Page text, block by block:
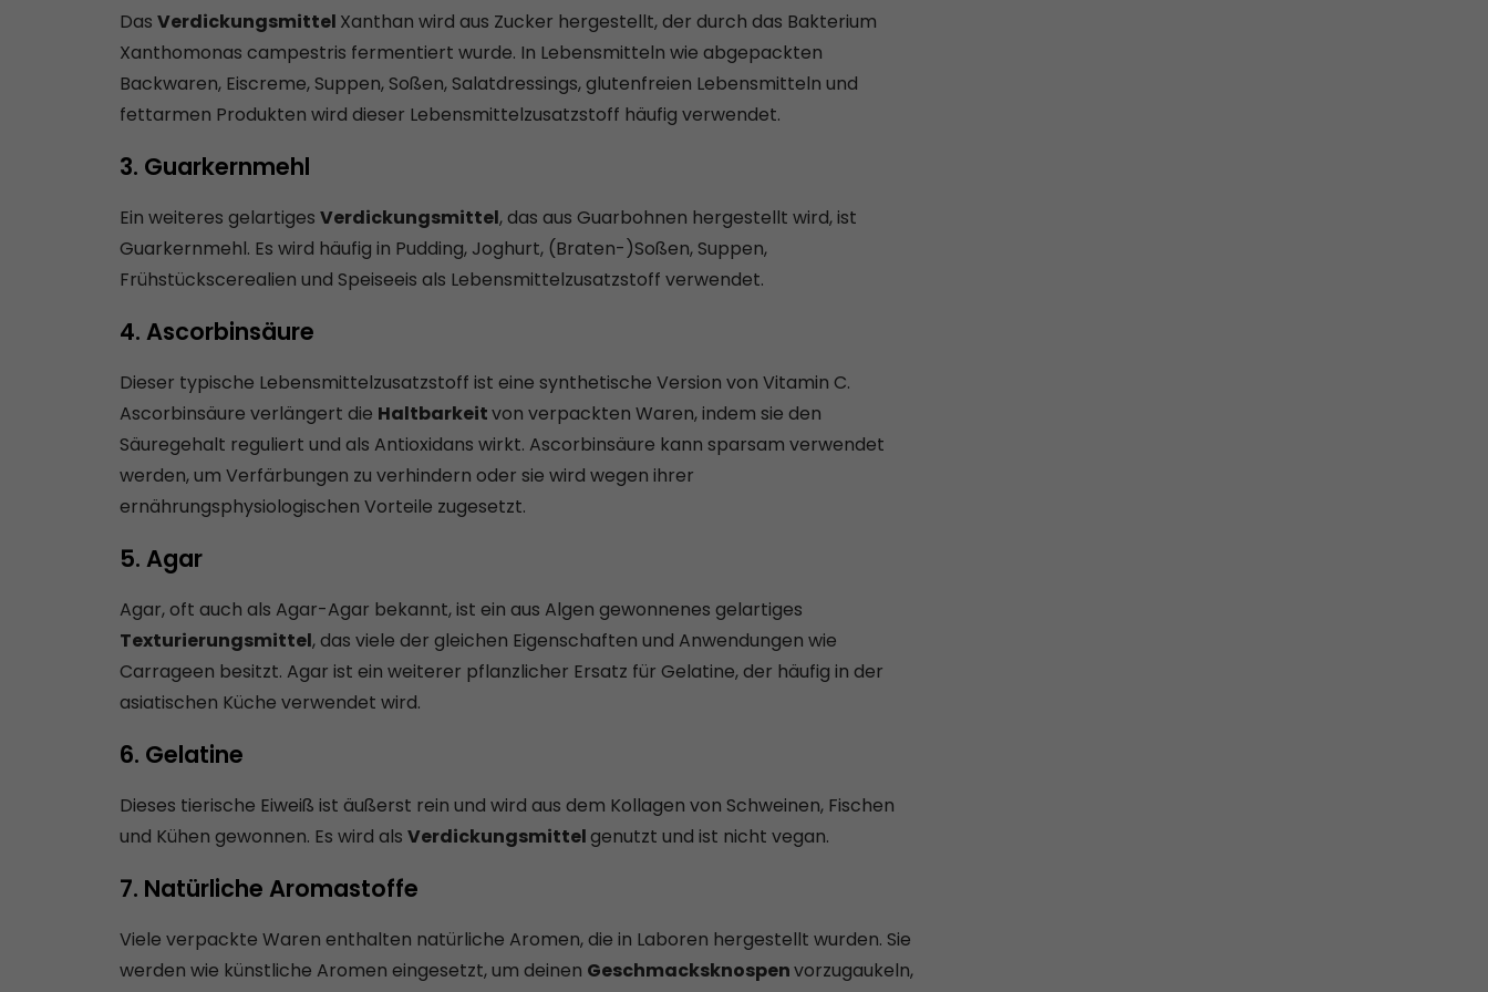
Das Verdickungsmittel Xanthan wird aus Zucker hergestellt, der durch das Bakterium
Xanthomonas campestris fermentiert wurde. In Lebensmitteln wie abgepackten
Backwaren, Eiscreme, Suppen, Soßen, Salatdressings, glutenfreien Lebensmitteln und
fettarmen Produkten wird dieser Lebensmittelzusatzstoff häufig verwendet.
3. Guarkernmehl
Ein weiteres gelartiges Verdickungsmittel, das aus Guarbohnen hergestellt wird, ist
Guarkernmehl. Es wird häufig in Pudding, Joghurt, (Braten-)Soßen, Suppen,
Frühstückscerealien und Speiseeis als Lebensmittelzusatzstoff verwendet.
4. Ascorbinsäure
Dieser typische Lebensmittelzusatzstoff ist eine synthetische Version von Vitamin C.
Ascorbinsäure verlängert die Haltbarkeitvon verpackten Waren, indem sie den
Säuregehalt reguliert und als Antioxidans wirkt. Ascorbinsäure kann sparsam verwendet
werden, um Verfärbungen zu verhindern oder sie wird wegen ihrer
ernährungsphysiologischen Vorteile zugesetzt.
5. Agar
Agar, oft auch als Agar-Agar bekannt, ist ein aus Algen gewonnenes gelartiges
Texturierungsmittel, das viele der gleichen Eigenschaften und Anwendungen wie
Carrageen besitzt. Agar ist ein weiterer pflanzlicher Ersatz für Gelatine, der häufig in der
asiatischen Küche verwendet wird.
6. Gelatine
Dieses tierische Eiweiß ist äußerst rein und wird aus dem Kollagen von Schweinen, Fischen
und Kühen gewonnen. Es wird als Verdickungsmittelgenutzt und ist nicht vegan.
7. Natürliche Aromastoffe
Viele verpackte Waren enthalten natürliche Aromen, die in Laboren hergestellt wurden. Sie
werden wie künstliche Aromen eingesetzt, um deinen Geschmacksknospenvorzugaukeln,